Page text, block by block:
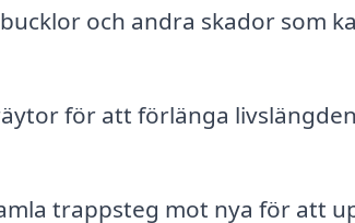
och andra skador som
för att förlänga
trappsteg mot nya för att